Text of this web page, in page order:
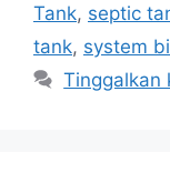
Tank, septic
tank, system
Tinggalkan